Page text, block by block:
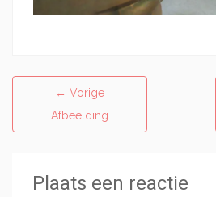
← Vorige
Afbeelding
Plaats een reactie